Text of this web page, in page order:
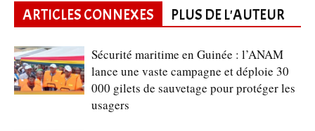
ARTICLES CONNEXES PLUS DE L'AUTEUR
Sécurité maritime en Guinée : l’ANAM
lance une vaste campagne et déploie 30
000 gilets de sauvetage pour protéger les
usagers